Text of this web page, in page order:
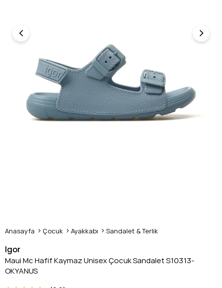
Anasayfa Çocuk Ayakkabı Sandalet & Terlik
Igor
Maui Mc Hafif Kaymaz Unisex Çocuk Sandalet S10313-
OKYANUS